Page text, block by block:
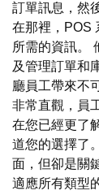
訂單訊息，然
在那裡，POS
所需的資訊。
及管理訂單和
廳員工帶來不
非常直觀，員
在您已經更了
道您的選擇了
面，但卻是關
適應所有類型